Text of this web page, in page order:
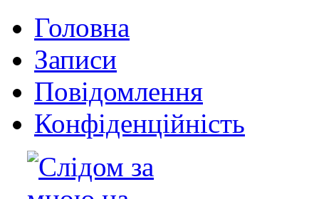
Головна
Записи
Повідомлення
Конфіденційність